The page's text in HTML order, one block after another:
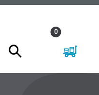
0